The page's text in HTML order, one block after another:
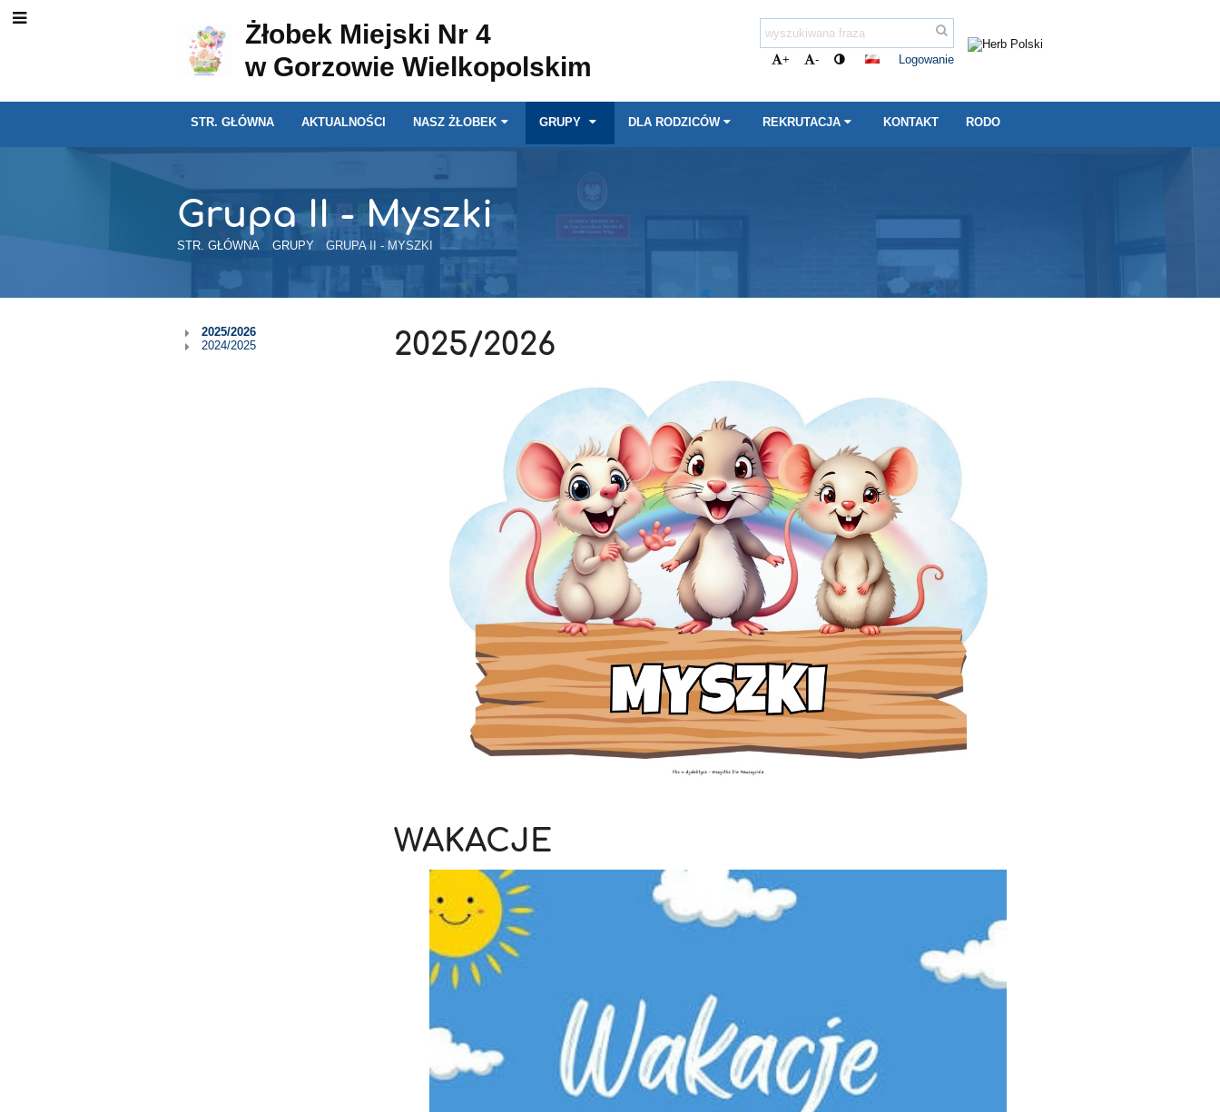
Żłobek Miejski Nr 4
w Gorzowie Wielkopolskim
+ - Logowanie
STR. GŁÓWNA AKTUALNOŚCI NASZ ŻŁOBEK GRUPY DLA RODZICÓW REKRUTACJA KONTAKT RODO
Grupa II - Myszki
STR. GŁÓWNA GRUPY GRUPA II - MYSZKI
Grupa
2025/2026
2024/2025
2025/2026
WAKACJE